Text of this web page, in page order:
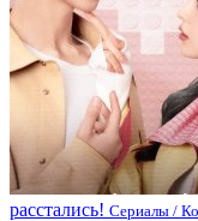
расстались! Сериалы /